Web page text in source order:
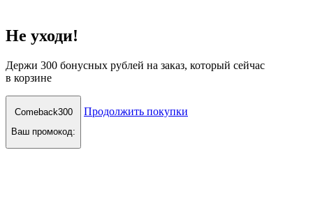
Не уходи!
Держи 300 бонусных рублей на заказ, который сейчас
в корзине
Comeback300
Ваш промокод:
Продолжить покупки